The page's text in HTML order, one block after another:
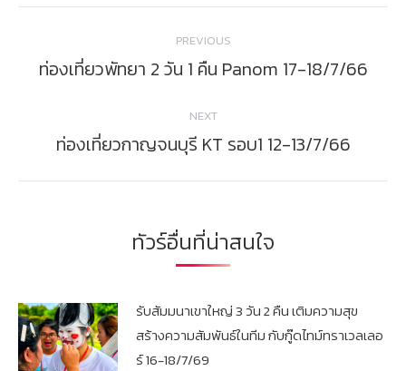
navigation
PREVIOUS
Previous
ท่องเที่ยวพัทยา 2 วัน 1 คืน Panom 17-18/7/66
NEXT
Next
ท่องเที่ยวกาญจนบุรี KT รอบ1 12-13/7/66
ทัวร์อื่นที่น่าสนใจ
รับสัมมนาเขาใหญ่ 3 วัน 2 คืน เติมความสุข
สร้างความสัมพันธ์ในทีม กับกู๊ดไทม์ทราเวลเลอ
ร์ 16-18/7/69